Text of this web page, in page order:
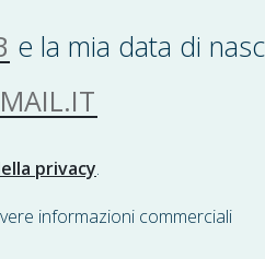
e la mia data di
privacy.
informazioni commerciali